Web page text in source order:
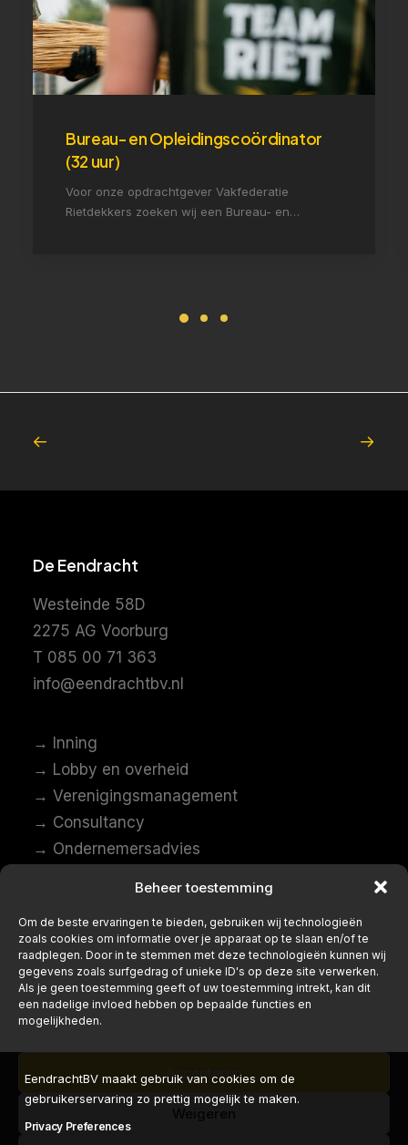
Beheer toestemming
Om de beste ervaringen te bieden, gebruiken wij technologieën
zoals cookies om informatie over je apparaat op te slaan en/of te
raadplegen. Door in te stemmen met deze technologieën kunnen wij
gegevens zoals surfgedrag of unieke ID's op deze site verwerken.
Als je geen toestemming geeft of uw toestemming intrekt, kan dit
een nadelige invloed hebben op bepaalde functies en
mogelijkheden.
Accepteren
Bureau- en Opleidingscoördinator
(32 uur)
Voor onze opdrachtgever Vakfederatie
Rietdekkers zoeken wij een Bureau- en…
De Eendracht
Westeinde 58D
2275 AG Voorburg
T 085 00 71 363
info@eendrachtbv.nl
→ Inning
→ Lobby en overheid
→ Verenigingsmanagement
→ Consultancy
→ Ondernemersadvies
→ Home
→ Over ons
→ Werken bij
EendrachtBV maakt gebruik van cookies om de
gebruikerservaring zo prettig mogelijk te maken.
Privacy Preferences